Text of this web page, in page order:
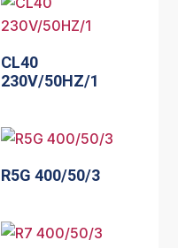
CL40
230V/50HZ/1
R5G 400/50/3